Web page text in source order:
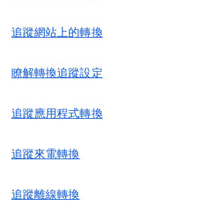
追蹤網站上的轉換
瞭解轉換追蹤設定
追蹤應用程式轉換
追蹤來電轉換
追蹤離線轉換